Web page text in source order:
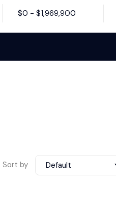
$0 - $1,969,900
Sort by Default